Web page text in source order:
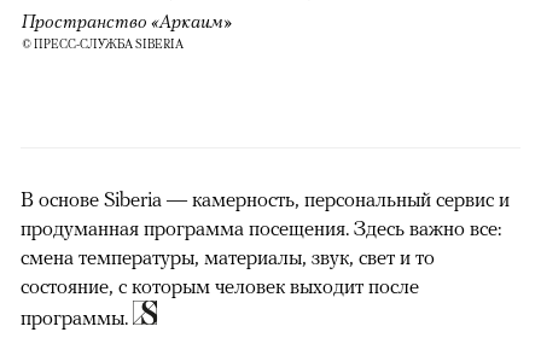
Пространство «Аркаим»
© ПРЕСС-СЛУЖБА SIBERIA
В основе Siberia — камерность, персональный сервис и
продуманная программа посещения. Здесь важно все:
смена температуры, материалы, звук, свет и то
состояние, с которым человек выходит после
программы.